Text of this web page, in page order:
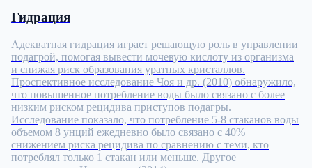
Гидрация
Адекватная гидрация играет решающую роль в управлении
подагрой, помогая вывести мочевую кислоту из организма
и снижая риск образования уратных кристаллов.
Проспективное исследование Чоя и др. (2010) обнаружило,
что повышенное потребление воды было связано с более
низким риском рецидива приступов подагры.
Исследование показало, что потребление 5-8 стаканов воды
объемом 8 унций ежедневно было связано с 40%
снижением риска рецидива по сравнению с теми, кто
потреблял только 1 стакан или меньше. Другое